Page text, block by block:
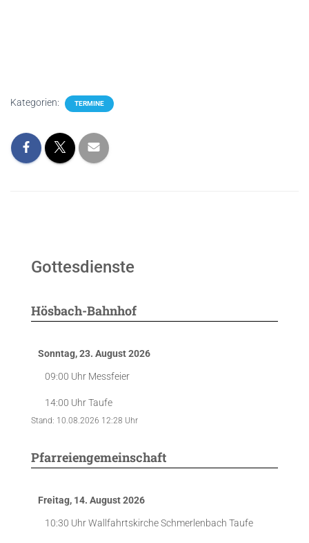
Kategorien: TERMINE
Gottesdienste
Hösbach-Bahnhof
Sonntag, 23. August 2026
09:00 Uhr Messfeier
14:00 UhrTaufe
Stand: 10.08.2026 12:28 Uhr
Pfarreiengemeinschaft
Freitag, 14. August 2026
10:30 UhrWallfahrtskirche Schmerlenbach Taufe